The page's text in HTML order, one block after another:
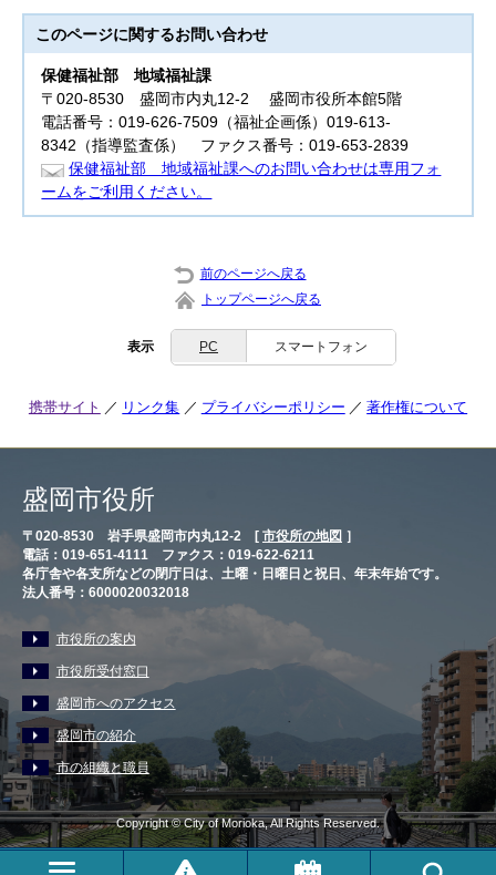
このページに関するお問い合わせ
保健福祉部地域福祉課
〒020-8530 盛岡市内丸12-2 盛岡市役所本館5階
電話番号：019-626-7509（福祉企画係）019-613-
8342（指導監査係） ファクス番号：019-653-2839
保健福祉部 地域福祉課へのお問い合わせは専用フォ
ームをご利用ください。
前のページへ戻る
トップページへ戻る
表示 PC スマートフォン
携帯サイト リンク集 プライバシーポリシー 著作権について
盛岡市役所
〒020-8530 岩手県盛岡市内丸12-2 [ 市役所の地図 ］
電話：019-651-4111 ファクス：019-622-6211
各庁舎や各支所などの閉庁日は、土曜・日曜日と祝日、年末年始です。
法人番号：6000020032018
市役所の案内
市役所受付窓口
盛岡市へのアクセス
盛岡市の紹介
市の組織と職員
Copyright © City of Morioka, All Rights Reserved.